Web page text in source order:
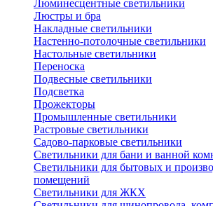
Люминесцентные светильники
Люстры и бра
Накладные светильники
Настенно-потолочные светильники
Настольные светильники
Переноска
Подвесные светильники
Подсветка
Прожекторы
Промышленные светильники
Растровые светильники
Садово-парковые светильники
Светильники для бани и ванной
Светильники для бытовых и
помещений
Светильники для ЖКХ